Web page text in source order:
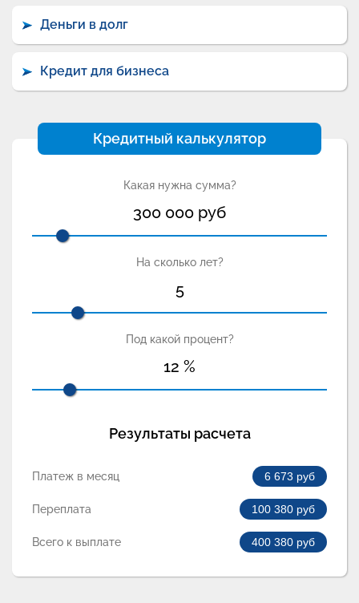
Деньги в долг
Кредит для бизнеса
Кредитный калькулятор
Какая нужна сумма?
300 000 руб
На сколько лет?
5
Под какой процент?
12 %
Результаты расчета
Платеж в месяц 6 673 руб
Переплата 100 380 руб
Всего к выплате 400 380 руб